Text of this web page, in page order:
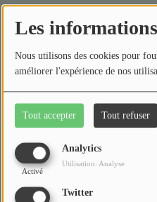
Les
Nous utilisons des cookies pour
améliorer l'expérience de nos
Tout accepter Tout refuser
Analytics
Activé
Utilisation: Analyse
Twitter